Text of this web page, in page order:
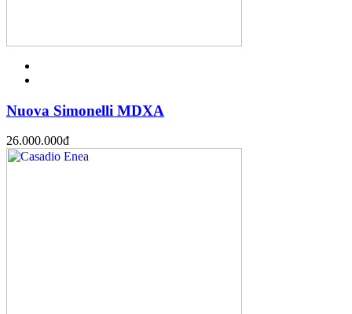
Nuova Simonelli MDXA
26.000.000đ